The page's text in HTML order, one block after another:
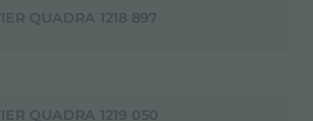
QUADRA 1218 897
QUADRA 1219 050